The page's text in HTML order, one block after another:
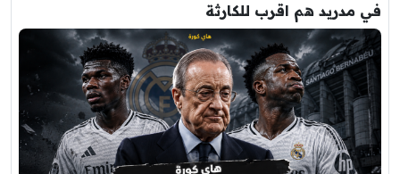
في مدريد هم اقرب للكارثة